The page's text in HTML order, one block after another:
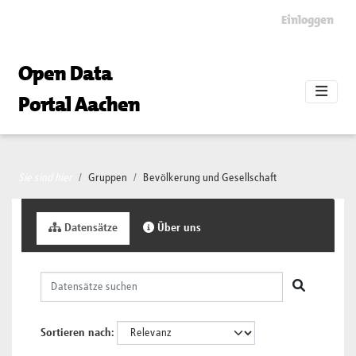
Einloggen
Open Data
Portal Aachen
Gruppen Bevölkerung und Gesellschaft
Datensätze Über uns
Sortieren nach